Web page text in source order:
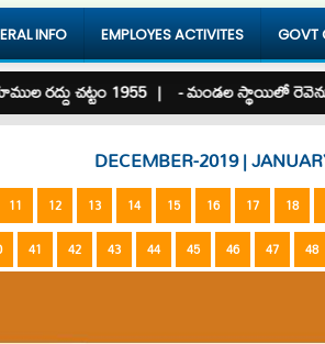
INFO EMPLOYES ACTIVITES GOVT
చ‌ట్టం 1955 |- మండల స్థాయిలో రెవెన్యూ
DECEMBER-2019 |
11 12 13 14 15 16 17 18
41 42 43 44 45 46 47 48